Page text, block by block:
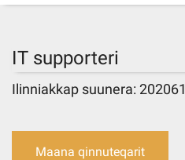
Kommuni pillugu
IT supporteri
Ilinniakkap suunera: 202061
Maana qinnuteqarit